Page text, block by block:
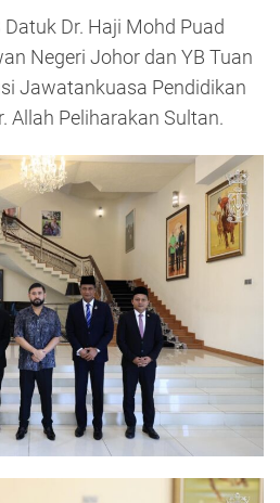
Dr. Haji Mohd Puad
Negeri Johor dan YB Tuan
Jawatankuasa Pendidikan
Allah Peliharakan Sultan.